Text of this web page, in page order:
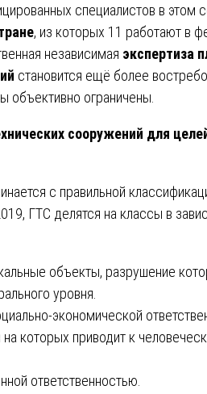
специалистов в этом
, из которых 11 работают в
независимая экспертиза
становится ещё более
объективно ограничены.
сооружений для
с правильной
ГТС делятся на классы в
объекты, разрушение
уровня.
экономической
которых приводит к
ответственностью.